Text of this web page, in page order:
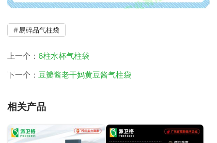
易碎品气柱袋
上一个： 6柱水杯气柱袋
下一个： 豆瓣酱老干妈黄豆酱气柱袋
相关产品